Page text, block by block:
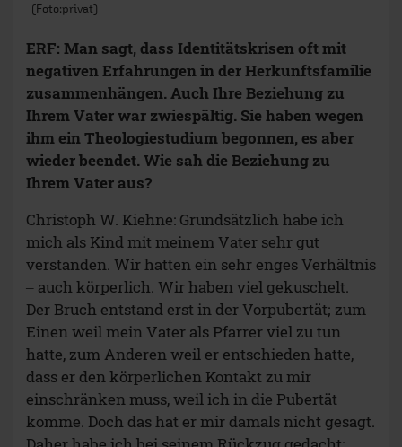
(Foto:privat)
ERF: Man sagt, dass Identitätskrisen oft mit
negativen Erfahrungen in der Herkunftsfamilie
zusammenhängen. Auch Ihre Beziehung zu
Ihrem Vater war zwiespältig. Sie haben wegen
ihm ein Theologiestudium begonnen, es aber
wieder beendet. Wie sah die Beziehung zu
Ihrem Vater aus?
Christoph W. Kiehne: Grundsätzlich habe ich
mich als Kind mit meinem Vater sehr gut
verstanden. Wir hatten ein sehr enges Verhältnis
‒ auch körperlich. Wir haben viel gekuschelt.
Der Bruch entstand erst in der Vorpubertät; zum
Einen weil mein Vater als Pfarrer viel zu tun
hatte, zum Anderen weil er entschieden hatte,
dass er den körperlichen Kontakt zu mir
einschränken muss, weil ich in die Pubertät
komme. Doch das hat er mir damals nicht gesagt.